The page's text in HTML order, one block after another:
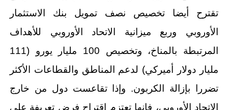
تقترح أيضا تخصيص نصف تمويل بنك الاستثمار
الأوروبي وربع ميزانية الاتحاد الأوروبي للأهداف
المرتبطة بالمناخ، وتخصيص 100 مليار يورو (111
مليار دولار أميركي) لدعم المناطق والقطاعات الأكثر
تضررا بإزالة الكربون. وإذا تقاعست دول من خارج
الاتحاد الأوروبي، فإنها تعتزم اقتراح فرض تعريفة على